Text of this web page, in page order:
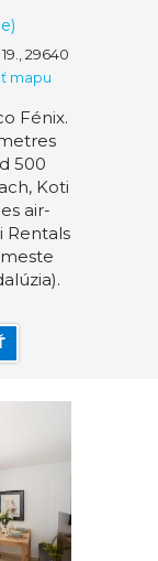
29640
mapu
Fénix.
500
Koti
air-
Rentals